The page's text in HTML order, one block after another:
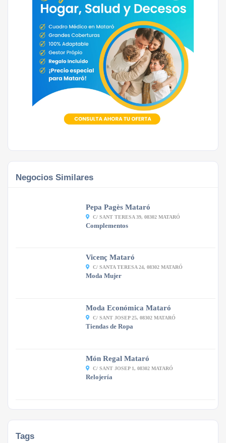
Negocios Similares
Pepa Pagès Mataró
C/ SANT TERESA 39, 08302 MATARÓ
Complementos
Vicenç Mataró
C/ SANTA TERESA 24, 08302 MATARÓ
Moda Mujer
Moda Económica Mataró
C/ SANT JOSEP 25, 08302 MATARÓ
Tiendas de Ropa
Món Regal Mataró
C/ SANT JOSEP 1, 08302 MATARÓ
Relojería
Tags